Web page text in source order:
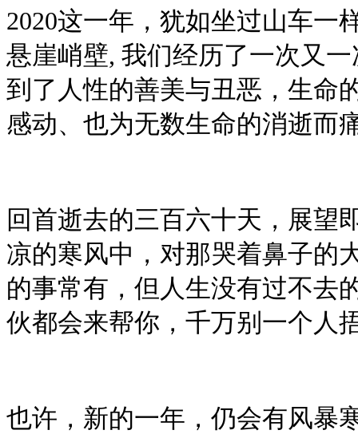
2020这一年，犹如坐过山车一
悬崖峭壁, 我们经历了一次又
到了人性的善美与丑恶，生命
感动、也为无数生命的消逝而
回首逝去的三百六十天，展望
凉的寒风中，对那哭着鼻子的
的事常有，但人生没有过不去
伙都会来帮你，千万别一个
也许，新的一年，仍会有风暴